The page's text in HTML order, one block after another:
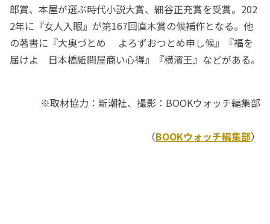
郎賞、本屋が選ぶ時代小説大賞、細谷正充賞を受賞。202
2年に『女人入眼』が第167回直木賞の候補作となる。他
の著書に『大奥づとめ よろずおつとめ申し候』『福を
届けよ 日本橋紙問屋商い心得』『横濱王』などがある。
※取材協力：新潮社、撮影：BOOKウォッチ編集部
（BOOKウォッチ編集部）